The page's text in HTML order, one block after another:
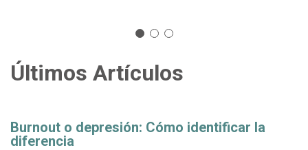
Últimos Artículos
Burnout o depresión: Cómo identificar la
diferencia